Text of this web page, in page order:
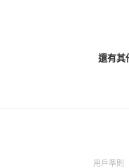
還有其
用戶準則